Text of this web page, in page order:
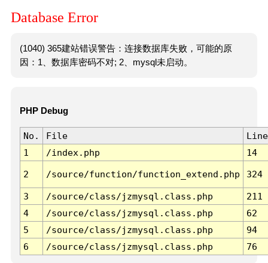
Database Error
(1040) 365建站错误警告：连接数据库失败，可能的原
因：1、数据库密码不对; 2、mysql未启动。
PHP Debug
No. File
Line
1
/index.php 14
2 /source/function/function_extend.php 324
3 /source/class/jzmysql.class.php
211
4
/source/class/jzmysql.class.php
62
5
/source/class/jzmysql.class.php
94
6
/source/class/jzmysql.class.php 76